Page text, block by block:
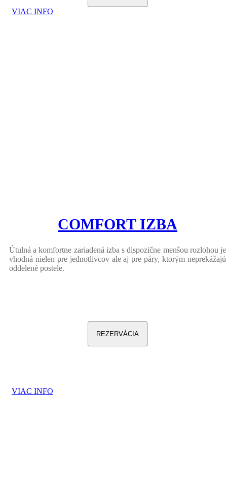
VIAC INFO
COMFORT IZBA
Útulná a komfortne zariadená izba s dispozične menšou rozlohou je
vhodná nielen pre jednotlivcov ale aj pre páry, ktorým neprekážajú
oddelené postele.
REZERVÁCIA
VIAC INFO